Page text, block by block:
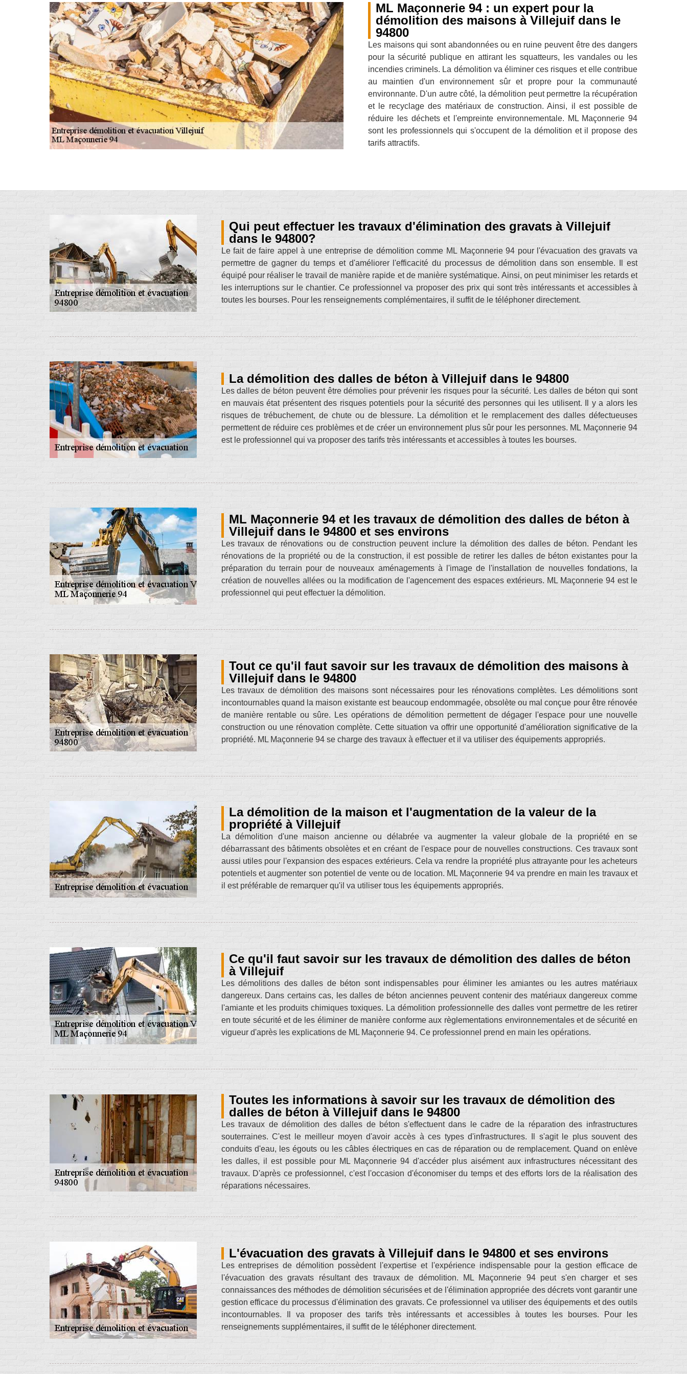
ML Maçonnerie 94 : un expert pour la
démolition des maisons à Villejuif dans le
94800
Les maisons qui sont abandonnées ou en ruine peuvent être des dangers
pour la sécurité publique en attirant les squatteurs, les vandales ou les
incendies criminels. La démolition va éliminer ces risques et elle contribue
au maintien d'un environnement sûr et propre pour la communauté
environnante. D'un autre côté, la démolition peut permettre la récupération
et le recyclage des matériaux de construction. Ainsi, il est possible de
réduire les déchets et l'empreinte environnementale. ML Maçonnerie 94
sont les professionnels qui s'occupent de la démolition et il propose des
tarifs attractifs.
Qui peut effectuer les travaux d'élimination des gravats à Villejuif
dans le 94800?
Le fait de faire appel à une entreprise de démolition comme ML Maçonnerie 94 pour l'évacuation des gravats va
permettre de gagner du temps et d'améliorer l'efficacité du processus de démolition dans son ensemble. Il est
équipé pour réaliser le travail de manière rapide et de manière systématique. Ainsi, on peut minimiser les retards et
les interruptions sur le chantier. Ce professionnel va proposer des prix qui sont très intéressants et accessibles à
toutes les bourses. Pour les renseignements complémentaires, il suffit de le téléphoner directement.
La démolition des dalles de béton à Villejuif dans le 94800
Les dalles de béton peuvent être démolies pour prévenir les risques pour la sécurité. Les dalles de béton qui sont
en mauvais état présentent des risques potentiels pour la sécurité des personnes qui les utilisent. Il y a alors les
risques de trébuchement, de chute ou de blessure. La démolition et le remplacement des dalles défectueuses
permettent de réduire ces problèmes et de créer un environnement plus sûr pour les personnes. ML Maçonnerie 94
est le professionnel qui va proposer des tarifs très intéressants et accessibles à toutes les bourses.
ML Maçonnerie 94 et les travaux de démolition des dalles de béton à
Villejuif dans le 94800 et ses environs
Les travaux de rénovations ou de construction peuvent inclure la démolition des dalles de béton. Pendant les
rénovations de la propriété ou de la construction, il est possible de retirer les dalles de béton existantes pour la
préparation du terrain pour de nouveaux aménagements à l'image de l'installation de nouvelles fondations, la
création de nouvelles allées ou la modification de l'agencement des espaces extérieurs. ML Maçonnerie 94 est le
professionnel qui peut effectuer la démolition.
Tout ce qu'il faut savoir sur les travaux de démolition des maisons à
Villejuif dans le 94800
Les travaux de démolition des maisons sont nécessaires pour les rénovations complètes. Les démolitions sont
incontournables quand la maison existante est beaucoup endommagée, obsolète ou mal conçue pour être rénovée
de manière rentable ou sûre. Les opérations de démolition permettent de dégager l'espace pour une nouvelle
construction ou une rénovation complète. Cette situation va offrir une opportunité d'amélioration significative de la
propriété. ML Maçonnerie 94 se charge des travaux à effectuer et il va utiliser des équipements appropriés.
La démolition de la maison et l'augmentation de la valeur de la
propriété à Villejuif
La démolition d'une maison ancienne ou délabrée va augmenter la valeur globale de la propriété en se
débarrassant des bâtiments obsolètes et en créant de l'espace pour de nouvelles constructions. Ces travaux sont
aussi utiles pour l'expansion des espaces extérieurs. Cela va rendre la propriété plus attrayante pour les acheteurs
potentiels et augmenter son potentiel de vente ou de location. ML Maçonnerie 94 va prendre en main les travaux et
il est préférable de remarquer qu'il va utiliser tous les équipements appropriés.
Ce qu'il faut savoir sur les travaux de démolition des dalles de béton
à Villejuif
Les démolitions des dalles de béton sont indispensables pour éliminer les amiantes ou les autres matériaux
dangereux. Dans certains cas, les dalles de béton anciennes peuvent contenir des matériaux dangereux comme
l'amiante et les produits chimiques toxiques. La démolition professionnelle des dalles vont permettre de les retirer
en toute sécurité et de les éliminer de manière conforme aux règlementations environnementales et de sécurité en
vigueur d'après les explications de ML Maçonnerie 94. Ce professionnel prend en main les opérations.
Toutes les informations à savoir sur les travaux de démolition des
dalles de béton à Villejuif dans le 94800
Les travaux de démolition des dalles de béton s'effectuent dans le cadre de la réparation des infrastructures
souterraines. C'est le meilleur moyen d'avoir accès à ces types d'infrastructures. Il s'agit le plus souvent des
conduits d'eau, les égouts ou les câbles électriques en cas de réparation ou de remplacement. Quand on enlève
les dalles, il est possible pour ML Maçonnerie 94 d'accéder plus aisément aux infrastructures nécessitant des
travaux. D'après ce professionnel, c'est l'occasion d'économiser du temps et des efforts lors de la réalisation des
réparations nécessaires.
L'évacuation des gravats à Villejuif dans le 94800 et ses environs
Les entreprises de démolition possèdent l'expertise et l'expérience indispensable pour la gestion efficace de
l'évacuation des gravats résultant des travaux de démolition. ML Maçonnerie 94 peut s'en charger et ses
connaissances des méthodes de démolition sécurisées et de l'élimination appropriée des décrets vont garantir une
gestion efficace du processus d'élimination des gravats. Ce professionnel va utiliser des équipements et des outils
incontournables. Il va proposer des tarifs très intéressants et accessibles à toutes les bourses. Pour les
renseignements supplémentaires, il suffit de le téléphoner directement.